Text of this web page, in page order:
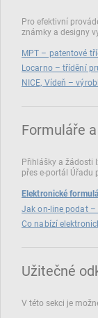
Pro efektivní
známky a designy
MPT – patentové
Locarno – třídění
NICE, Vídeň –
Formuláře
Přihlášky a žádosti
přes e‑portál
Elektronické
Jak on-line podat –
Co nabízí
Užitečné
V této sekci je